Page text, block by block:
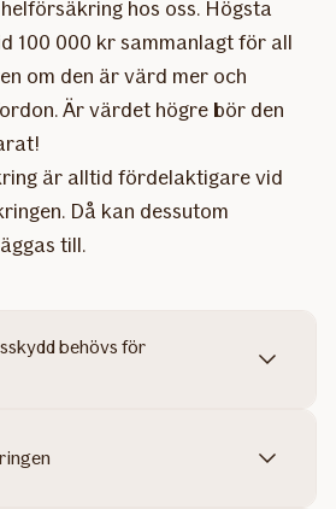
hos oss. Högsta
100 000 kr sammanlagt för all
om den är värd mer och
Är värdet högre bör den
är alltid fördelaktigare vid
Då kan dessutom
till.
behövs för